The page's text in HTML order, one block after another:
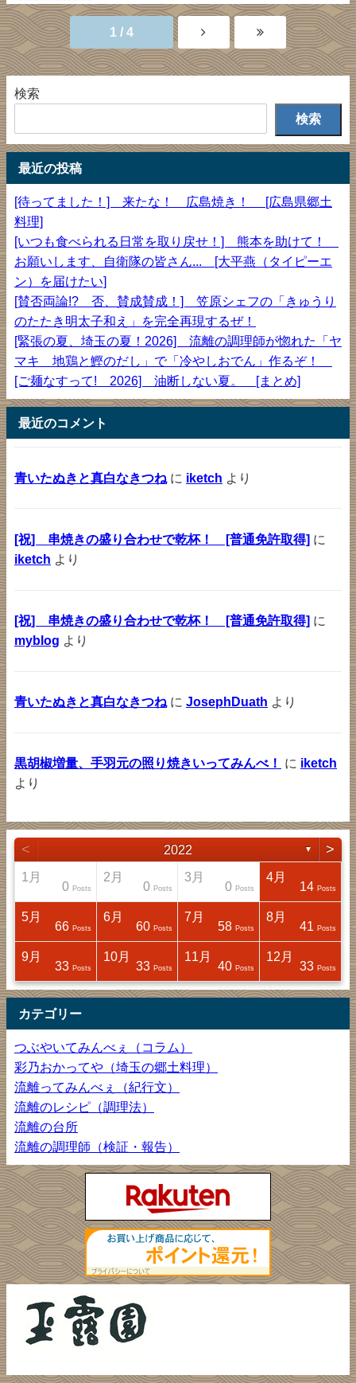
理法）
1 / 4
検索
検索
最近の投稿
[待ってました！] 来たな！ 広島焼き！ [広島県郷土
料理]
[いつも食べられる日常を取り戻せ！] 熊本を助けて！
お願いします、自衛隊の皆さん... [大平燕（タイピーエ
ン）を届けたい]
[賛否両論!? 否、賛成賛成！] 笠原シェフの「きゅうり
のたたき明太子和え」を完全再現するぜ！
[緊張の夏、埼玉の夏！2026] 流離の調理師が惚れた「ヤ
マキ 地鶏と鰹のだし」で「冷やしおでん」作るぞ！
[ご麺なすって! 2026] 油断しない夏。 [まとめ]
最近のコメント
青いたぬきと真白なきつね に iketch より
[祝] 串焼きの盛り合わせで乾杯！ [普通免許取得] に
iketch より
[祝] 串焼きの盛り合わせで乾杯！ [普通免許取得] に
myblog より
青いたぬきと真白なきつね に JosephDuath より
黒胡椒増量、手羽元の照り焼きいってみんべ！ に iketch
より
< 2022 ▼ >
1月
0 Posts
2月
0 Posts
3月
0 Posts
4月
14 Posts
5月
66 Posts
6月
60 Posts
7月
58 Posts
8月
41 Posts
9月
33 Posts
10月
33 Posts
11月
40 Posts
12月
33 Posts
カテゴリー
つぶやいてみんべぇ（コラム）
彩乃おかってや（埼玉の郷土料理）
流離ってみんべぇ（紀行文）
流離のレシピ（調理法）
流離の台所
流離の調理師（検証・報告）